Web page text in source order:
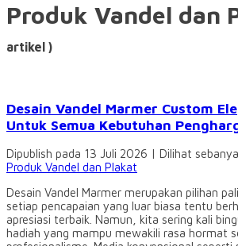
Produk Vandel dan
artikel )
Desain Vandel Marmer Custom
Untuk Semua Kebutuhan
Dipublish pada 13 Juli 2026 | Dilihat
Produk Vandel dan Plakat
Desain Vandel Marmer merupakan pilihan
setiap pencapaian yang luar biasa tentu
apresiasi terbaik. Namun, kita sering kali
hadiah yang mampu mewakili rasa hormat